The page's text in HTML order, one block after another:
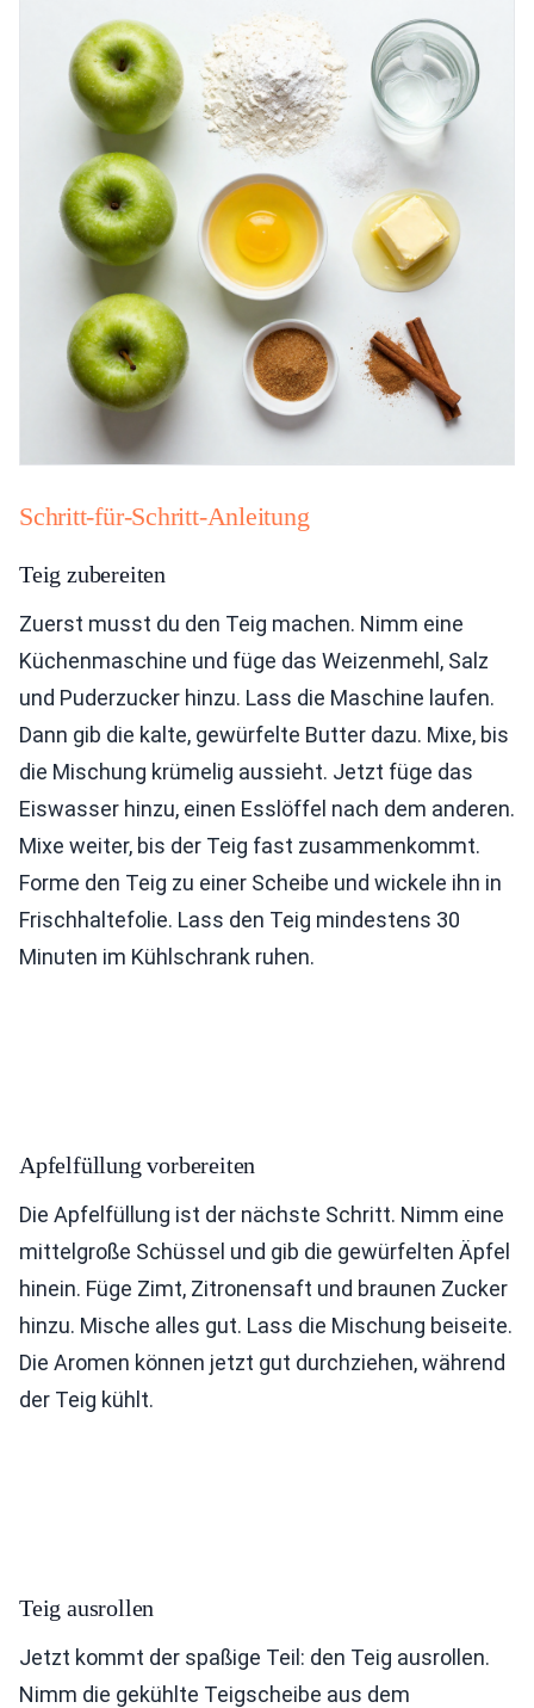
Schritt-für-Schritt-Anleitung
Teig zubereiten
Zuerst musst du den Teig machen. Nimm eine
Küchenmaschine und füge das Weizenmehl, Salz
und Puderzucker hinzu. Lass die Maschine laufen.
Dann gib die kalte, gewürfelte Butter dazu. Mixe, bis
die Mischung krümelig aussieht. Jetzt füge das
Eiswasser hinzu, einen Esslöffel nach dem anderen.
Mixe weiter, bis der Teig fast zusammenkommt.
Forme den Teig zu einer Scheibe und wickele ihn in
Frischhaltefolie. Lass den Teig mindestens 30
Minuten im Kühlschrank ruhen.
Apfelfüllung vorbereiten
Die Apfelfüllung ist der nächste Schritt. Nimm eine
mittelgroße Schüssel und gib die gewürfelten Äpfel
hinein. Füge Zimt, Zitronensaft und braunen Zucker
hinzu. Mische alles gut. Lass die Mischung beiseite.
Die Aromen können jetzt gut durchziehen, während
der Teig kühlt.
Teig ausrollen
Jetzt kommt der spaßige Teil: den Teig ausrollen.
Nimm die gekühlte Teigscheibe aus dem